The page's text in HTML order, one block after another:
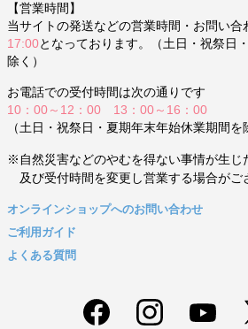
【営業時間】
当サイトの発送などの営業時間・お問い合
17:00となっております。（土日・祝祭日
除く）
お電話での受付時間は次の通りです
10：00～12：00 13：00～16：00
（土日・祝祭日・夏期年末年始休業期間を
※自然災害などのやむを得ない事情が生じ
及び受付時間を変更し営業する場合がご
オンラインショップへのお問い合わせ
ご利用ガイド
よくある質問